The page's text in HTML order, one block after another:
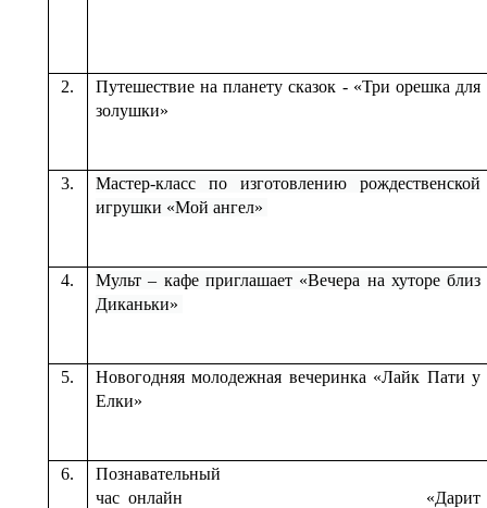
2.
Путешествие на планету сказок - «Три орешка для
золушки»
3.
Мастер-класс по изготовлению рождественской
игрушки «Мой ангел»
4.
Мульт – кафе приглашает «Вечера на хуторе близ
Диканьки»
5.
Новогодняя молодежная вечеринка «Лайк Пати у
Елки»
6.
Познавательный
час онлайн «Дарит